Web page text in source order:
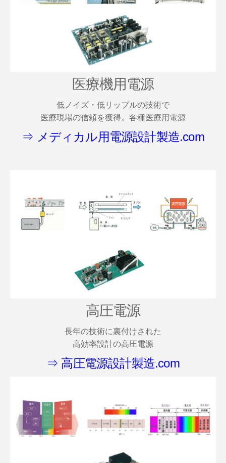
医療機用電源
低ノイズ・低リップルの技術で
医療現場の信頼を獲得。各種医療用電源
⇒ メディカル用電源設計製造.com
高圧電源
長年の技術に裏付けされた
高効率設計の高圧電源
⇒ 高圧電源設計製造.com